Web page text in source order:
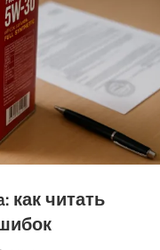
как читать